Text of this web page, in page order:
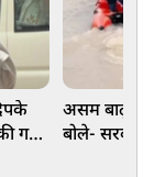
गई
असम बाढ़:
बोले-